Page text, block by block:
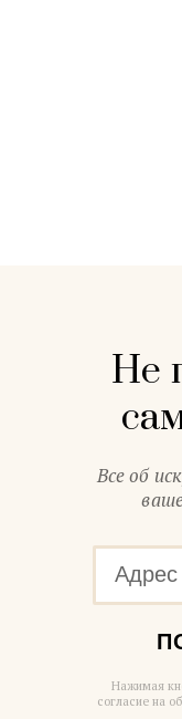
Не
Все об
Нажимая
согласие на